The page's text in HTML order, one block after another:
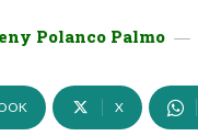
Polanco Palmo
X